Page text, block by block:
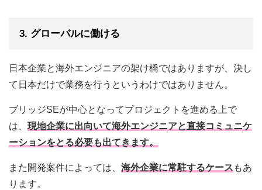
3. グローバルに働ける
日本企業と海外エンジニアの架け橋ではありますが、決し
て日本だけで業務を行うというわけではありません。
ブリッジSEが中心となってプロジェクトを進める上で
は、 現地企業に出向いて海外エンジニアと直接コミュニケ
ーションをとる必要も出てきます。
また開発案件によっては、 海外企業に常駐するケース もあ
ります。